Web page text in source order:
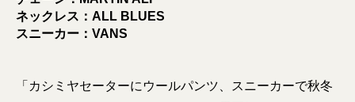
ネックレス：ALL BLUES
スニーカー：VANS
「カシミヤセーターにウールパンツ、スニーカーで秋冬